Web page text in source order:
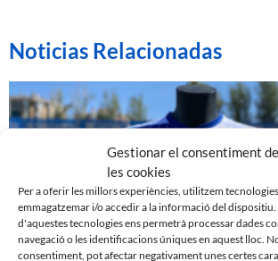
Gestionar el consentiment de
les cookies
Per a oferir les millors experiències, utilitzem
emmagatzemar i/o accedir a la informació del
d'aquestes tecnologies ens permetrà processar dades
navegació o les identificacions úniques en aquest lloc.
consentiment, pot afectar negativament unes certes
Noticias Relacionadas